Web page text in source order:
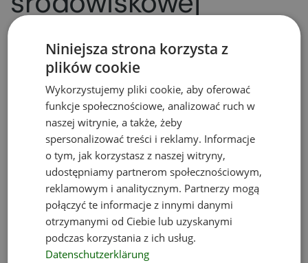
Zarówno w przypadku wstrzymania rygoru
natychmiastowej wykonalności przez organ
drugiej instancji, jak i wstrzymania wykonania
decyzji środowiskowej przez sąd organ właściwy
do wydania zezwolenia na inwestycję (pozwolenia
na budowę, zezwolenia na podstawie specustaw
i innych zezwoleń, o których mowa w art. 72 ust. 1
u.o.o.ś.) obligatoryjnie zawiesza postępowanie
w razie powzięcia informacji o wstrzymaniu
wykonania decyzji środowiskowej Należy uznać,
że zawieszenie to słuszne rozwiązanie, gdyż dalszy
etap procesu inwestycyjnego powinien zostać
w takiej sytuacji wstrzymany.
Niniejsza strona korzysta z
plików cookie
Wykorzystujemy pliki cookie, aby oferować
funkcje społecznościowe, analizować ruch w
naszej witrynie, a także, żeby
spersonalizować treści i reklamy. Informacje
o tym, jak korzystasz z naszej witryny,
udostępniamy partnerom społecznościowym,
reklamowym i analitycznym. Partnerzy mogą
połączyć te informacje z innymi danymi
otrzymanymi od Ciebie lub uzyskanymi
podczas korzystania z ich usług.
Datenschutzerklärung